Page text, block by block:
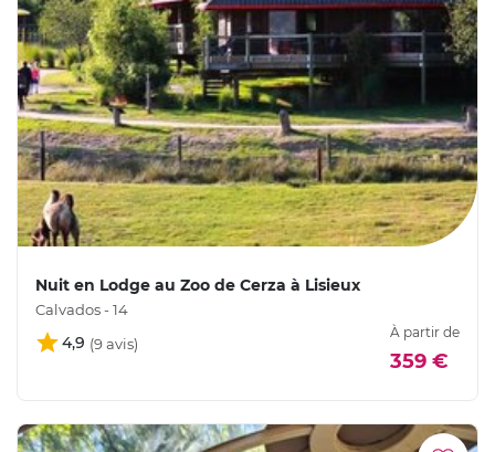
Nuit en Lodge au Zoo de Cerza à Lisieux
Calvados - 14
4,9
À partir de
359 €